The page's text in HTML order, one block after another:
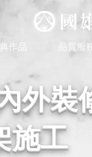
作品 品質服
修
施工